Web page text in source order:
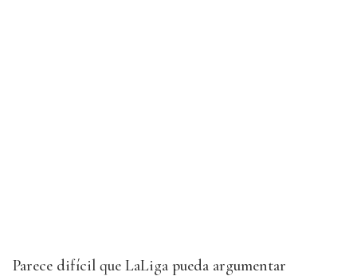
Parece difícil que LaLiga pueda argumentar